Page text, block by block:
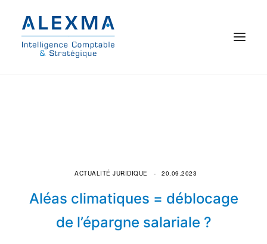
Commissariat aux comptes
On parle de nous
© 2021 Alexma
Aléas climatiques = déblocage
de l’épargne salariale ?
20.09.2023
ACTUALITÉ JURIDIQUE